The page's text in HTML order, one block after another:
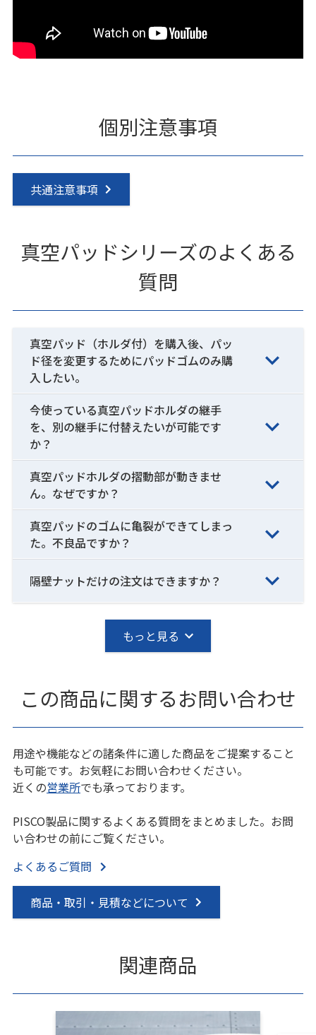
個別注意事項
共通注意事項
真空パッドシリーズのよくある
質問
真空パッド（ホルダ付）を購入後、パッ
ド径を変更するためにパッドゴムのみ購
入したい。
今使っている真空パッドホルダの継手
を、別の継手に付替えたいが可能です
か？
真空パッドホルダの摺動部が動きませ
ん。なぜですか？
真空パッドのゴムに亀裂ができてしまっ
た。不良品ですか？
隔壁ナットだけの注文はできますか？
もっと見る
この商品に関するお問い合わせ
用途や機能などの諸条件に適した商品をご提案すること
も可能です。お気軽にお問い合わせください。
近くの営業所でも承っております。
PISCO製品に関するよくある質問をまとめました。お問
い合わせの前にご覧ください。
よくあるご質問
商品・取引・見積などについて
関連商品